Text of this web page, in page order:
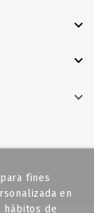



fines
en
de